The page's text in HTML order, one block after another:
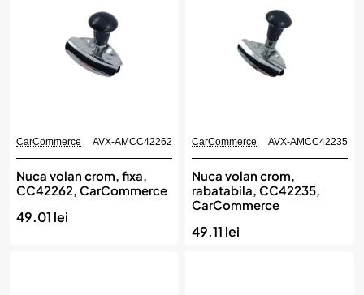
CarCommerce AVX-AMCC42262
Nuca volan crom, fixa,
CC42262, CarCommerce
49.01 lei
CarCommerce AVX-AMCC42235
Nuca volan crom,
rabatabila, CC42235,
CarCommerce
49.11 lei